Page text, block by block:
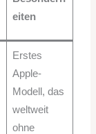
eiten
Erstes
Apple-
Modell, das
weltweit
ohne